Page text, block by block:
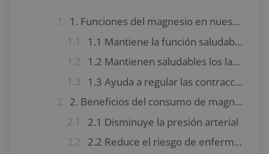
1. Funciones del magnesio en nuestro organismo
1.1 Mantiene la función saludable del cerebro
1.2 Mantienen saludables los latidos cardíacos
1.3 Ayuda a regular las contracciones musculares.
2. Beneficios del consumo de magnesio para la salud
2.1 Disminuye la presión arterial
2.2 Reduce el riesgo de enfermedades del corazón